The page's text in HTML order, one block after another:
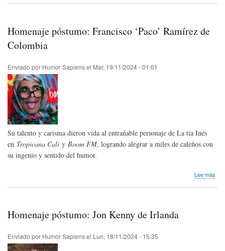
Homenaje póstumo: Francisco ‘Paco’ Ramírez de
Colombia
Enviado por Humor Sapiensel Mar, 19/11/2024 - 01:01
Su talento y carisma dieron vida al entrañable personaje de La tía Inés
en Tropicana Cali y Boom FM, logrando alegrar a miles de caleños con
su ingenio y sentido del humor.
Lee más
Homenaje póstumo: Jon Kenny de Irlanda
Enviado por Humor Sapiensel Lun, 18/11/2024 - 15:35